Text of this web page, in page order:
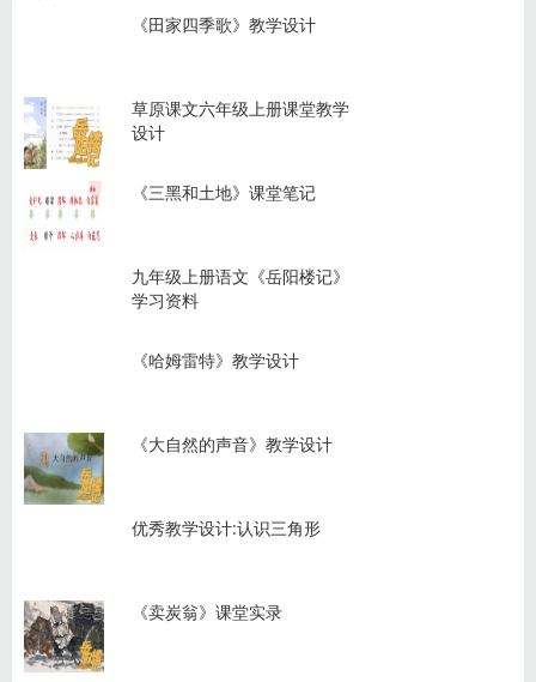
《田家四季歌》教学设计
草原课文六年级上册课堂教学
设计
《三黑和土地》课堂笔记
九年级上册语文《岳阳楼记》
学习资料
《哈姆雷特》教学设计
《大自然的声音》教学设计
优秀教学设计:认识三角形
《卖炭翁》课堂实录